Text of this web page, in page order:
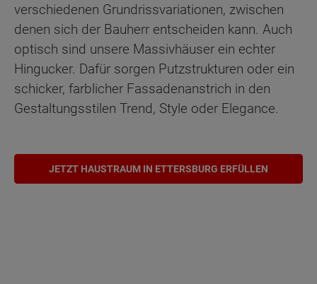
verschiedenen Grundrissvariationen, zwischen
denen sich der Bauherr entscheiden kann. Auch
optisch sind unsere Massivhäuser ein echter
Hingucker. Dafür sorgen Putzstrukturen oder ein
schicker, farblicher Fassadenanstrich in den
Gestaltungsstilen Trend, Style oder Elegance.
JETZT HAUSTRAUM IN ETTERSBURG ERFÜLLEN